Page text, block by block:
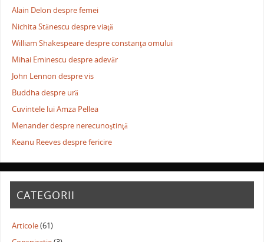
Alain Delon despre femei
Nichita Stănescu despre viaţă
William Shakespeare despre constanţa omului
Mihai Eminescu despre adevăr
John Lennon despre vis
Buddha despre ură
Cuvintele lui Amza Pellea
Menander despre nerecunoştinţă
Keanu Reeves despre fericire
CATEGORII
Articole(61)